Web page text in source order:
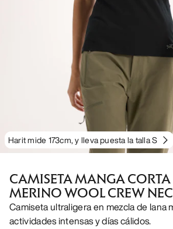
Harit mide 173cm, y lleva puesta la talla S
CAMISETA MANGA CORTA
MERINO WOOL CREW
Camiseta ultraligera en mezcla de lana
actividades intensas y días cálidos.